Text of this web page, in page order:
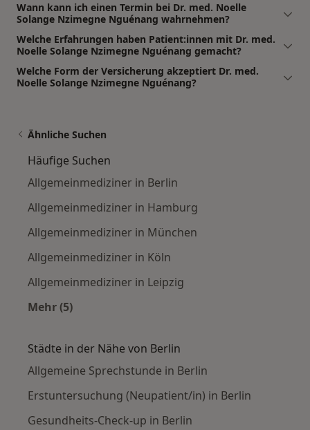
Wann kann ich einen Termin bei Dr. med. Noelle
Solange Nzimegne Nguénang wahrnehmen?
Welche Erfahrungen haben Patient:innen mit Dr. med.
Noelle Solange Nzimegne Nguénang gemacht?
Welche Form der Versicherung akzeptiert Dr. med.
Noelle Solange Nzimegne Nguénang?
Ähnliche Suchen
Häufige Suchen
Allgemeinmediziner in Berlin
Allgemeinmediziner in Hamburg
Allgemeinmediziner in München
Allgemeinmediziner in Köln
Allgemeinmediziner in Leipzig
Mehr (5)
Städte in der Nähe von Berlin
Allgemeine Sprechstunde in Berlin
Erstuntersuchung (Neupatient/in) in Berlin
Gesundheits-Check-up in Berlin